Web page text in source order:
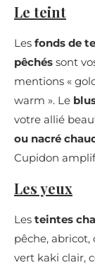
Le teint
Les fonds de
pêchés sont
mentions «
warm ». Le
votre allié
ou nacré
Cupidon
Les yeux
Les teintes
pêche,
vert kaki clair,